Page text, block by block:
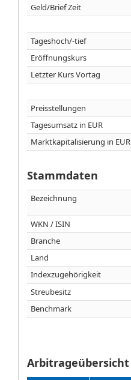
Geld/Brief Zeit
Tageshoch/-tief
Eröffnungskurs
Letzter Kurs Vortag
Preisstellungen
Tagesumsatz in EUR
Marktkapitalisierung in EUR
Stammdaten
Bezeichnung
WKN / ISIN
Branche
Land
Indexzugehörigkeit
Streubesitz
Benchmark
Arbitrageübersicht